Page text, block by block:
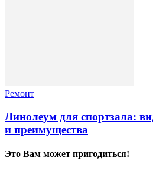
Ремонт
Линолеум для спортзала:
и преимущества
Это Вам может пригодиться!